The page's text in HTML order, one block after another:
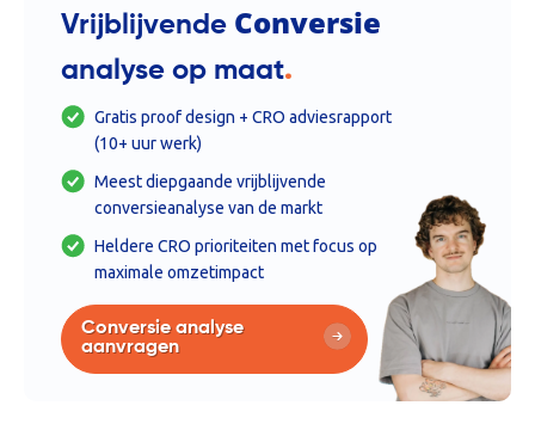
Vrijblijvende Conversie
analyse op maat.
Gratis proof design + CRO adviesrapport
(10+ uur werk)
Meest diepgaande vrijblijvende
conversieanalyse van de markt
Heldere CRO prioriteiten met focus op
maximale omzetimpact
Conversie analyse
aanvragen